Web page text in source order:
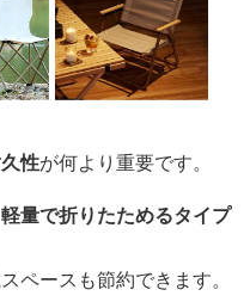
性が何より重要です。
軽量で折りたためるタイプ
ペースも節約できます。